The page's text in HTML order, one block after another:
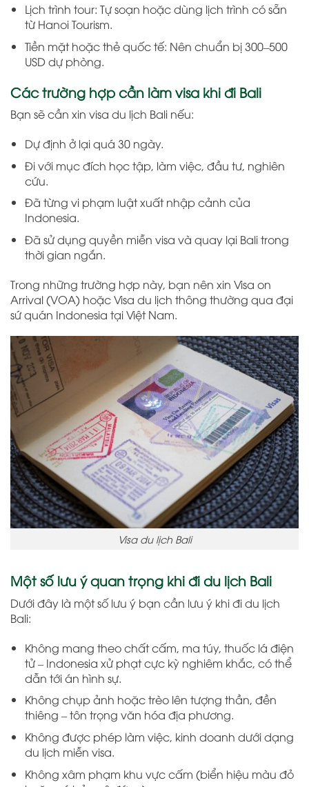
Lịch trình tour: Tự soạn hoặc dùng lịch trình có sẵn
từ Hanoi Tourism.
Tiền mặt hoặc thẻ quốc tế: Nên chuẩn bị 300–500
USD dự phòng.
Các trường hợp cần làm visa khi đi Bali
Bạn sẽ cần xin visa du lịch Bali nếu:
Dự định ở lại quá 30 ngày.
Đi với mục đích học tập, làm việc, đầu tư, nghiên
cứu.
Đã từng vi phạm luật xuất nhập cảnh của
Indonesia.
Đã sử dụng quyền miễn visa và quay lại Bali trong
thời gian ngắn.
Trong những trường hợp này, bạn nên xin Visa on
Arrival (VOA) hoặc Visa du lịch thông thường qua đại
sứ quán Indonesia tại Việt Nam.
Visa du lịch Bali
Một số lưu ý quan trọng khi đi du lịch Bali
Dưới đây là một số lưu ý bạn cần lưu ý khi đi du lịch
Bali:
Không mang theo chất cấm, ma túy, thuốc lá điện
tử – Indonesia xử phạt cực kỳ nghiêm khắc, có thể
dẫn tới án hình sự.
Không chụp ảnh hoặc trèo lên tượng thần, đền
thiêng – tôn trọng văn hóa địa phương.
Không được phép làm việc, kinh doanh dưới dạng
du lịch miễn visa.
Không xâm phạm khu vực cấm (biển hiệu màu đỏ